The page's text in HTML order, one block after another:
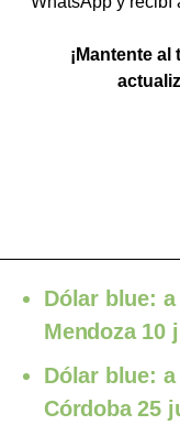
¡Mantente
Dólar blue:
Mendoza 10
Dólar blue:
Córdoba 25